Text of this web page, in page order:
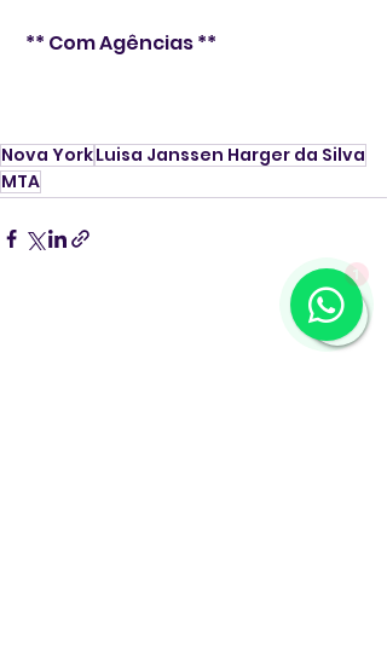
** Com Agências **
Nova YorkLuisa Janssen Harger da Silva
MTA
1